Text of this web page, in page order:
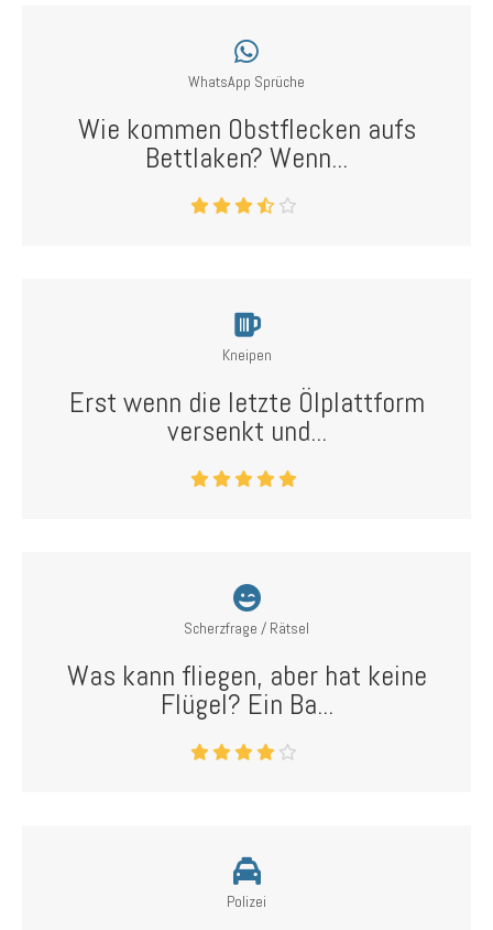
WhatsApp Sprüche
Wie kommen Obstflecken aufs
Bettlaken? Wenn...
Kneipen
Erst wenn die letzte Ölplattform
versenkt und...
Scherzfrage / Rätsel
Was kann fliegen, aber hat keine
Flügel? Ein Ba...
Polizei